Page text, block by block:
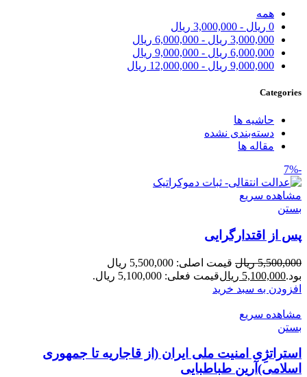
همه
0 ریال -
3,000,000 ریال
3,000,000 ریال -
6,000,000 ریال
6,000,000 ریال -
9,000,000 ریال
9,000,000 ریال -
12,000,000 ریال
Categories
حاشیه ها
دسته‌بندی نشده
مقاله ها
-7%
مشاهده سریع
بستن
پس از اقتدارگرایی
5,500,000 ریال
قیمت اصلی: 5,500,000 ریال
بود.5,100,000 ریالقیمت فعلی: 5,100,000 ریال.
افزودن به سبد خرید
مشاهده سریع
بستن
استراتژِی امنیت ملی ایران (از قاجاریه تا جمهوری
اسلامی)آرین طباطبایی